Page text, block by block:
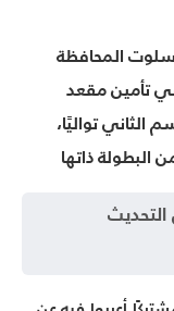
المحافظة
تأمين مقعد
الثاني تواليًا،
البطولة ذاتها
التحديث